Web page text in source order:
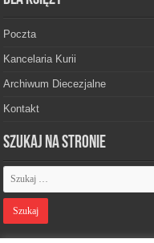
Poczta
Kancelaria Kurii
Archiwum Diecezjalne
Kontakt
Szukaj na stronie